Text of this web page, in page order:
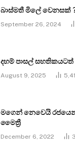
බාස්මතී මිලේ වෙනසක්
September 26, 2024
දහම් පාසල් සහතිකයටත්
August 9, 2025
මගෙන් නෙවෙයි
මෛත්‍රී
December 6, 2022